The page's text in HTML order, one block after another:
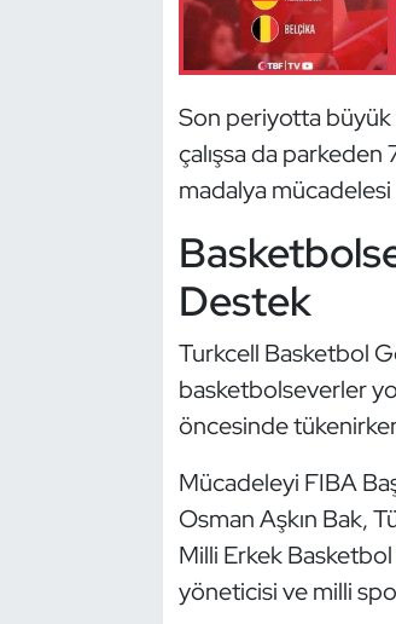
Son periyotta büyük
çalışsa da parkeden
madalya mücadelesi
Destek
Turkcell Basketbol
basketbolseverler
öncesinde
Mücadeleyi FIBA
Osman Aşkın Bak,
Milli Erkek
yöneticisi ve milli
İşitme Engelli Sporcular
Judo ve Kuraş
Kano ve Rafting